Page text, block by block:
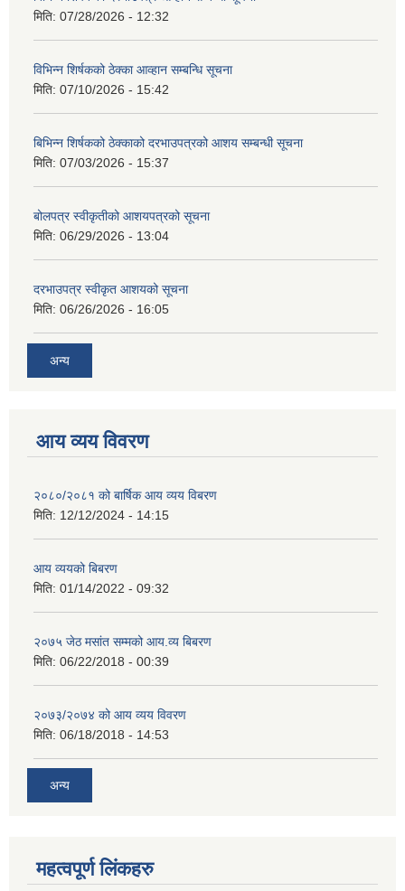
मिति: 07/28/2026 - 12:32
विभिन्न शिर्षकको ठेक्का आव्हान सम्बन्धि सूचना
मिति: 07/10/2026 - 15:42
बिभिन्‍न शिर्षकको ठेक्काको दरभाउपत्रको आशय सम्बन्धी सूचना
मिति: 07/03/2026 - 15:37
बोलपत्र स्वीकृतीको आशयपत्रको सूचना
मिति: 06/29/2026 - 13:04
दरभाउपत्र स्वीकृत आशयको सूचना
मिति: 06/26/2026 - 16:05
अन्य
आय व्यय विवरण
२०८०/२०८१ को बार्षिक आय व्यय विबरण
मिति: 12/12/2024 - 14:15
आय व्ययको बिबरण
मिति: 01/14/2022 - 09:32
२०७५ जेठ मसांत सम्मको आय.व्य बिबरण
मिति: 06/22/2018 - 00:39
२०७३/२०७४ को आय व्यय विवरण
मिति: 06/18/2018 - 14:53
अन्य
महत्वपूर्ण लिंकहरु